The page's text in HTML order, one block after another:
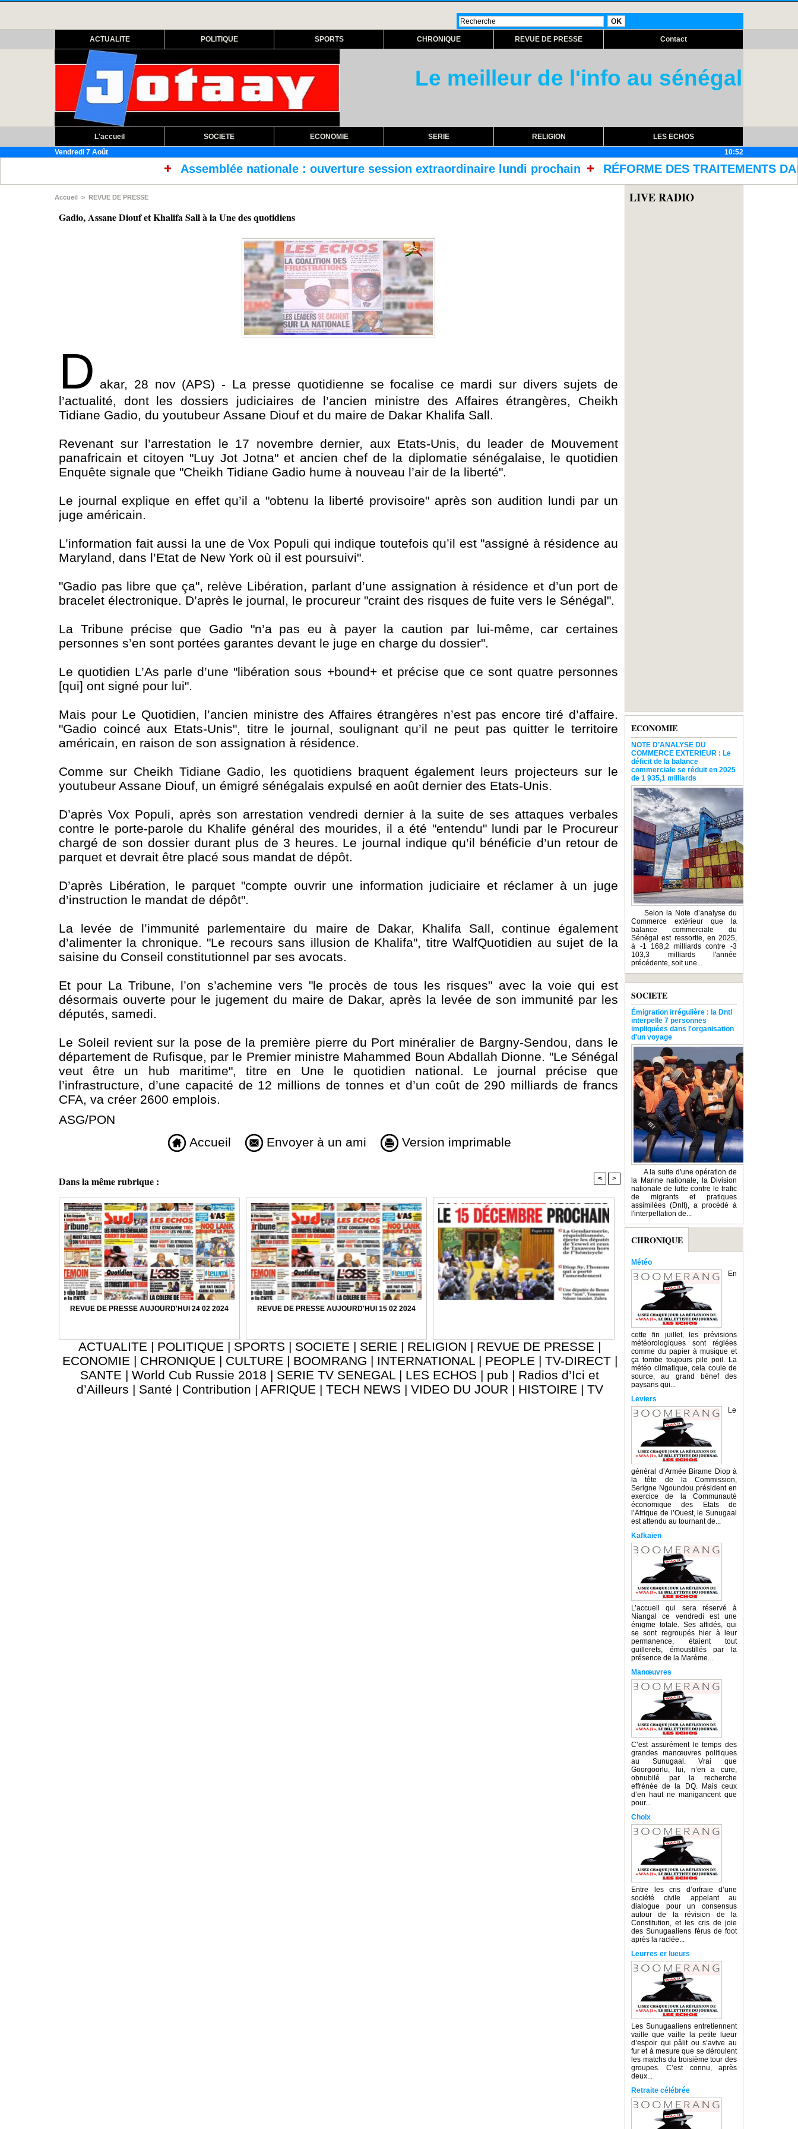
ACTUALITE POLITIQUE SPORTS CHRONIQUE REVUE DE PRESSE Contact
Le meilleur de l'info au sénégal
L'accueil SOCIETE ECONOMIE SERIE RELIGION
LES ECHOS
Vendredi 7 Août
10:52
Assemblée nationale : ouverture session extraordinaire lundi prochain RÉFORME DES TRAITEMENTS DANS LES
Accueil > REVUE DE PRESSE
Gadio, Assane Diouf et Khalifa Sall à la Une des quotidiens
D akar, 28 nov (APS) - La presse quotidienne se focalise ce mardi sur divers sujets de
l’actualité, dont les dossiers judiciaires de l’ancien ministre des Affaires étrangères, Cheikh
Tidiane Gadio, du youtubeur Assane Diouf et du maire de Dakar Khalifa Sall.
Revenant sur l’arrestation le 17 novembre dernier, aux Etats-Unis, du leader de Mouvement
panafricain et citoyen "Luy Jot Jotna" et ancien chef de la diplomatie sénégalaise, le quotidien
Enquête signale que "Cheikh Tidiane Gadio hume à nouveau l’air de la liberté".
Le journal explique en effet qu’il a "obtenu la liberté provisoire" après son audition lundi par un
juge américain.
L’information fait aussi la une de Vox Populi qui indique toutefois qu’il est "assigné à résidence au
Maryland, dans l’Etat de New York où il est poursuivi".
"Gadio pas libre que ça", relève Libération, parlant d’une assignation à résidence et d’un port de
bracelet électronique. D’après le journal, le procureur "craint des risques de fuite vers le Sénégal".
La Tribune précise que Gadio "n’a pas eu à payer la caution par lui-même, car certaines
personnes s’en sont portées garantes devant le juge en charge du dossier".
Le quotidien L’As parle d’une "libération sous +bound+ et précise que ce sont quatre personnes
[qui] ont signé pour lui".
Mais pour Le Quotidien, l’ancien ministre des Affaires étrangères n’est pas encore tiré d’affaire.
"Gadio coincé aux Etats-Unis", titre le journal, soulignant qu’il ne peut pas quitter le territoire
américain, en raison de son assignation à résidence.
Comme sur Cheikh Tidiane Gadio, les quotidiens braquent également leurs projecteurs sur le
youtubeur Assane Diouf, un émigré sénégalais expulsé en août dernier des Etats-Unis.
D’après Vox Populi, après son arrestation vendredi dernier à la suite de ses attaques verbales
contre le porte-parole du Khalife général des mourides, il a été "entendu" lundi par le Procureur
chargé de son dossier durant plus de 3 heures. Le journal indique qu’il bénéficie d’un retour de
parquet et devrait être placé sous mandat de dépôt.
D’après Libération, le parquet "compte ouvrir une information judiciaire et réclamer à un juge
d’instruction le mandat de dépôt".
La levée de l’immunité parlementaire du maire de Dakar, Khalifa Sall, continue également
d’alimenter la chronique. "Le recours sans illusion de Khalifa", titre WalfQuotidien au sujet de la
saisine du Conseil constitutionnel par ses avocats.
Et pour La Tribune, l’on s’achemine vers "le procès de tous les risques" avec la voie qui est
désormais ouverte pour le jugement du maire de Dakar, après la levée de son immunité par les
députés, samedi.
Le Soleil revient sur la pose de la première pierre du Port minéralier de Bargny-Sendou, dans le
département de Rufisque, par le Premier ministre Mahammed Boun Abdallah Dionne. "Le Sénégal
veut être un hub maritime", titre en Une le quotidien national. Le journal précise que
l’infrastructure, d’une capacité de 12 millions de tonnes et d’un coût de 290 milliards de francs
CFA, va créer 2600 emplois.
ASG/PON
Accueil
Envoyer à un ami Version imprimable
Dans la même rubrique : < >
REVUE DE PRESSE AUJOURD'HUI 24 02 2024 REVUE DE PRESSE AUJOURD'HUI 15 02 2024
ACTUALITE | POLITIQUE | SPORTS | SOCIETE | SERIE | RELIGION | REVUE DE PRESSE |
ECONOMIE | CHRONIQUE | CULTURE | BOOMRANG | INTERNATIONAL | PEOPLE | TV-DIRECT |
SANTE | World Cub Russie 2018 | SERIE TV SENEGAL | LES ECHOS | pub | Radios d’Ici et
d’Ailleurs | Santé | Contribution | AFRIQUE | TECH NEWS | VIDEO DU JOUR | HISTOIRE | TV
LIVE RADIO
ECONOMIE
NOTE D’ANALYSE DU
COMMERCE EXTERIEUR : Le
déficit de la balance
commerciale se réduit en 2025
de 1 935,1 milliards
Selon la Note d’analyse du
Commerce extérieur que la
balance commerciale du
Sénégal est ressortie, en 2025,
à -1 168,2 milliards contre -3
103,3 milliards l'année
précédente, soit une...
SOCIETE
Émigration irrégulière : la Dntl
interpelle 7 personnes
impliquées dans l'organisation
d'un voyage
A la suite d'une opération de
la Marine nationale, la Division
nationale de lutte contre le trafic
de migrants et pratiques
assimilées (Dnlt), a procédé à
l'interpellation de...
CHRONIQUE
Météo
En
cette fin juillet, les prévisions
météorologiques sont réglées
comme du papier à musique et
ça tombe toujours pile poil. La
météo climatique, cela coule de
source, au grand bénef des
paysans qui...
Leviers
Le
général d’Armée Birame Diop à
la tête de la Commission,
Serigne Ngoundou président en
exercice de la Communauté
économique des Etats de
l’Afrique de l’Ouest, le Sunugaal
est attendu au tournant de...
Kafkaïen
L’accueil qui sera réservé à
Niangal ce vendredi est une
énigme totale. Ses affidés, qui
se sont regroupés hier à leur
permanence, étaient tout
guillerets, émoustillés par la
présence de la Marème...
Manœuvres
C’est assurément le temps des
grandes manœuvres politiques
au Sunugaal. Vrai que
Goorgoorlu, lui, n’en a cure,
obnubilé par la recherche
effrénée de la DQ. Mais ceux
d’en haut ne manigancent que
pour...
Choix
Entre les cris d’orfraie d’une
société civile appelant au
dialogue pour un consensus
autour de la révision de la
Constitution, et les cris de joie
des Sunugaaliens férus de foot
après la raclée...
Leurres er lueurs
Les Sunugaaliens entretiennent
vaille que vaille la petite lueur
d’espoir qui pâlit ou s’avive au
fur et à mesure que se déroulent
les matchs du troisième tour des
groupes. C’est connu, après
deux...
Retraite célébrée